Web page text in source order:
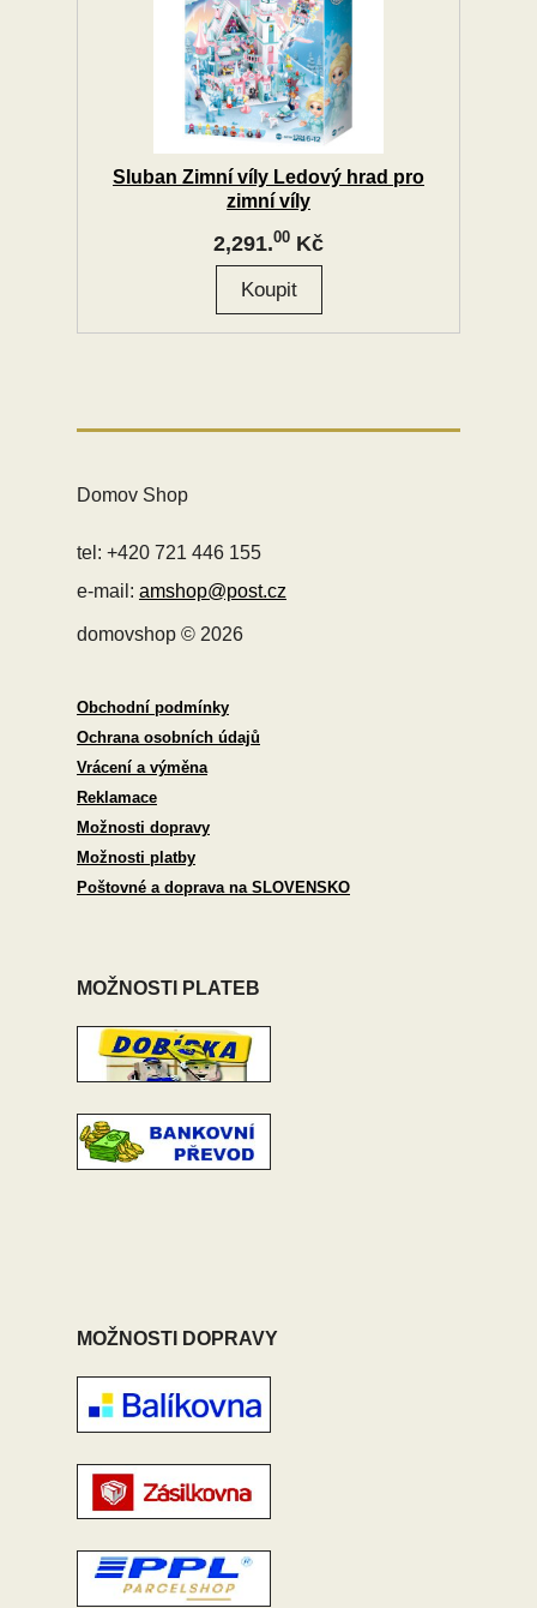
Sluban Zimní víly Ledový hrad pro
zimní víly
2,291.00 Kč
Domov Shop
tel: +420 721 446 155
e-mail: amshop@post.cz
domovshop © 2026
Obchodní podmínky
Ochrana osobních údajů
Vrácení a výměna
Reklamace
Možnosti dopravy
Možnosti platby
Poštovné a doprava na SLOVENSKO
MOŽNOSTI PLATEB
MOŽNOSTI DOPRAVY